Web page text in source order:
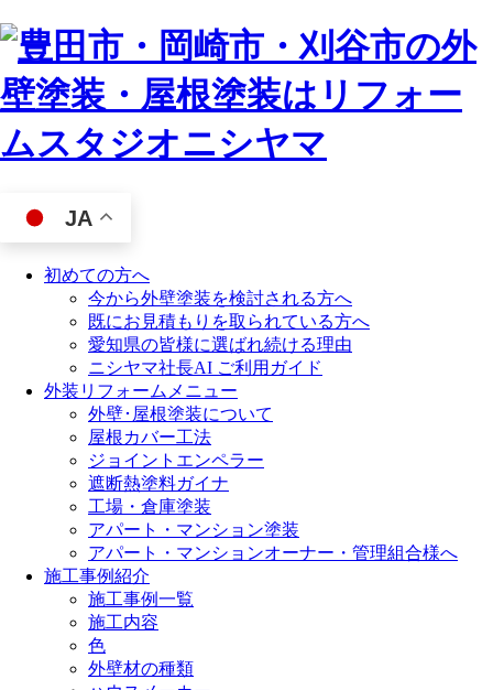
JA
初めての方へ
今から外壁塗装を検討される方へ
既にお見積もりを取られている方へ
愛知県の皆様に選ばれ続ける理由
ニシヤマ社長AI ご利用ガイド
外装リフォームメニュー
外壁･屋根塗装について
屋根カバー工法
ジョイントエンペラー
遮断熱塗料ガイナ
工場・倉庫塗装
アパート・マンション塗装
アパート・マンションオーナー・管理組合様へ
施工事例紹介
施工事例一覧
施工内容
色
外壁材の種類